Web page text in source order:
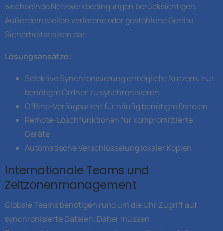
wechselnde Netzwerkbedingungen berücksichtigen.
Außerdem stellen verlorene oder gestohlene Geräte
Sicherheitsrisiken dar.
Lösungsansätze:
Selektive Synchronisierung ermöglicht Nutzern, nur
benötigte Ordner zu synchronisieren
Offline-Verfügbarkeit für häufig benötigte Dateien
Remote-Löschfunktionen für kompromittierte
Geräte
Automatische Verschlüsselung lokaler Kopien
Internationale Teams und
Zeitzonenmanagement
Globale Teams benötigen rund um die Uhr Zugriff auf
synchronisierte Dateien. Daher müssen